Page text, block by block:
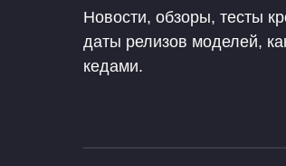
Новости, обзоры, тесты
даты релизов моделей,
кедами.